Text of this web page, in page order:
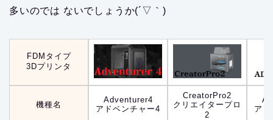
多いのでは ないでしょうか(´▽｀)
FDMタイプ
3Dプリンタ
機種名
Adventurer4
アドベンチャー4
CreatorPro2
クリエイタープロ
2
ア